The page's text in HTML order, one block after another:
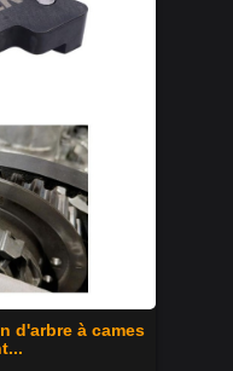
d'arbre à cames